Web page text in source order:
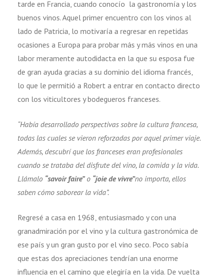
tarde en Francia, cuando conocío la gastronomía y los
buenos vinos. Aquel primer encuentro con los vinos al
lado de Patricia, lo motivaría a regresar en repetidas
ocasiones a Europa para probar más y más vinos en una
labor meramente autodidacta en la que su esposa fue
de gran ayuda gracias a su dominio del idioma francés,
lo que le permitió a Robert a entrar en contacto directo
con los viticultores y bodegueros franceses.
“Había desarrollado perspectivas sobre la cultura francesa,
todas las cuales se vieron reforzadas por aquel primer viaje.
Además, descubrí que los franceses eran profesionales
cuando se trataba del disfrute del vino, la comida y la vida.
Llámalo “savoir faire”o “joie de vivre”no importa, ellos
saben cómo saborear la vida”.
Regresé a casa en 1968, entusiasmado y con una
granadmiración por el vino y la cultura gastronómica de
ese país y un gran gusto por el vino seco. Poco sabía
que estas dos apreciaciones tendrían una enorme
influencia en el camino que elegiría en la vida. De vuelta